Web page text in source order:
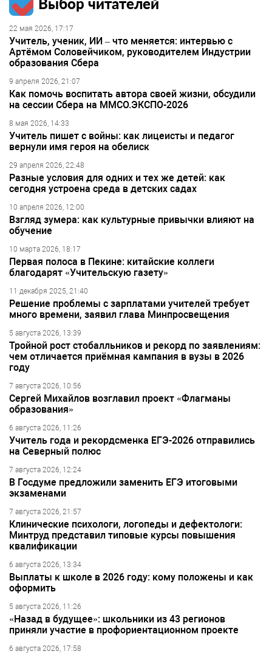
22 мая 2026, 17:17
Учитель, ученик, ИИ – что меняется: интервью с
Артёмом Соловейчиком, руководителем Индустрии
образования Сбера
9 апреля 2026, 21:07
Как помочь воспитать автора своей жизни, обсудили
на сессии Сбера на ММСО.ЭКСПО-2026
8 мая 2026, 14:33
Учитель пишет с войны: как лицеисты и педагог
вернули имя героя на обелиск
29 апреля 2026, 22:48
Разные условия для одних и тех же детей: как
сегодня устроена среда в детских садах
10 апреля 2026, 12:00
Взгляд зумера: как культурные привычки влияют на
обучение
10 марта 2026, 18:17
Первая полоса в Пекине: китайские коллеги
благодарят «Учительскую газету»
11 декабря 2025, 21:40
Решение проблемы с зарплатами учителей требует
много времени, заявил глава Минпросвещения
5 августа 2026, 13:39
Тройной рост стобалльников и рекорд по заявлениям:
чем отличается приёмная кампания в вузы в 2026
году
7 августа 2026, 10:56
Сергей Михайлов возглавил проект «Флагманы
образования»
6 августа 2026, 11:26
Учитель года и рекордсменка ЕГЭ-2026 отправились
на Северный полюс
7 августа 2026, 12:24
В Госдуме предложили заменить ЕГЭ итоговыми
экзаменами
7 августа 2026, 21:57
Клинические психологи, логопеды и дефектологи:
Минтруд представил типовые курсы повышения
квалификации
6 августа 2026, 13:34
Выплаты к школе в 2026 году: кому положены и как
оформить
5 августа 2026, 11:26
«Назад в будущее»: школьники из 43 регионов
приняли участие в профориентационном проекте
6 августа 2026, 17:58